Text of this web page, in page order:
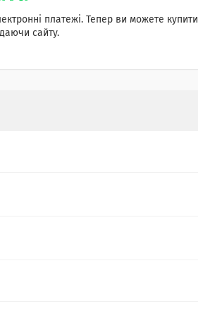
платежі. Тепер ви можете купити
сайту.